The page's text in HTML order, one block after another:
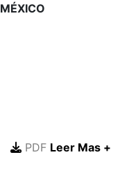
MÉXICO
PDF Leer Mas +